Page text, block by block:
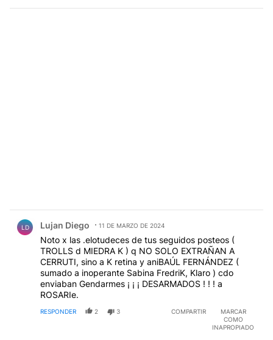
LD Lujan Diego 11 DE MARZO DE 2024
Noto x las .elotudeces de tus seguidos posteos (
TROLLS d MIEDRA K ) q NO SOLO EXTRAÑAN A
CERRUTI, sino a K retina y aniBAÚL FERNÁNDEZ (
sumado a inoperante Sabina FredriK, Klaro ) cdo
enviaban Gendarmes ¡ ¡ ¡ DESARMADOS ! ! ! a
ROSARIe.
RESPONDER 2 3 COMPARTIR
MARCAR
COMO
INAPROPIADO